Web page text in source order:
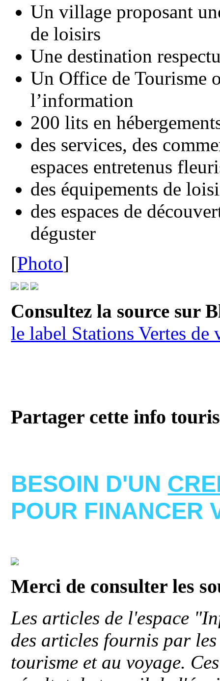
Un village proposant
de loisirs
Une destination
Un Office de Tourisme
l’information
200 lits en
des services, des
espaces entretenus
des équipements de
des espaces de
déguster
[Photo]
Consultez la source sur
le label Stations Vertes de
Partager cette info
BESOIN D'UN
POUR FINANCER
Merci de consulter les
Les articles de l'espace
des articles fournis par
tourisme et au voyage.